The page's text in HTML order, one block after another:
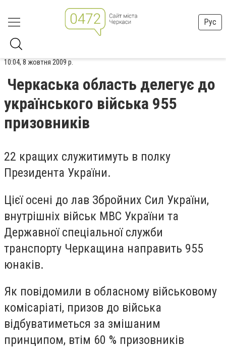
Рус
10:04, 8 жовтня 2009 р.
Черкаська область делегує до
українського війська 955
призовників
22 кращих служитимуть в полку
Президента України.
Цієї осені до лав Збройних Сил України,
внутрішніх військ МВС України та
Державної спеціальної служби
транспорту Черкащина направить 955
юнаків.
Як повідомили в обласному військовому
комісаріаті, призов до війська
відбуватиметься за змішаним
принципом, втім 60 % призовників